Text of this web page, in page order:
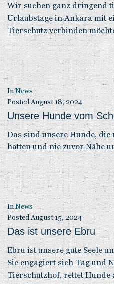
Wir suchen ganz dringend
Urlaubstage in Ankara mit
Tierschutz verbinden
InNews
Posted August 18, 2024
Unsere Hunde vom
Das sind unsere Hunde, die
hatten und nie zuvor Nähe
InNews
PostedAugust 15, 2024
Das ist unsere Ebru
Ebru ist unsere gute Seele
Sie engagiert sich Tag und
Tierschutzhof, rettet Hunde